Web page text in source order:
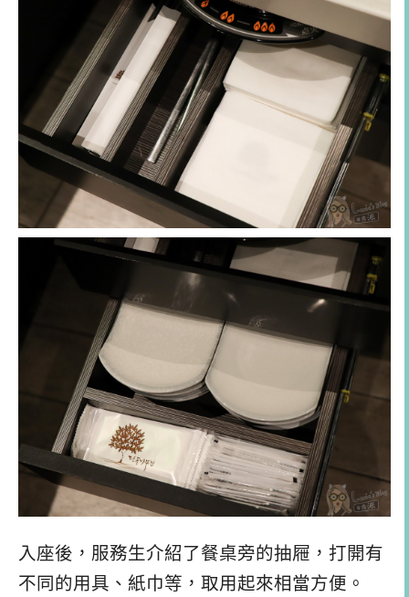
入座後，服務生介紹了餐桌旁的抽屜，打開有
不同的用具、紙巾等，取用起來相當方便。